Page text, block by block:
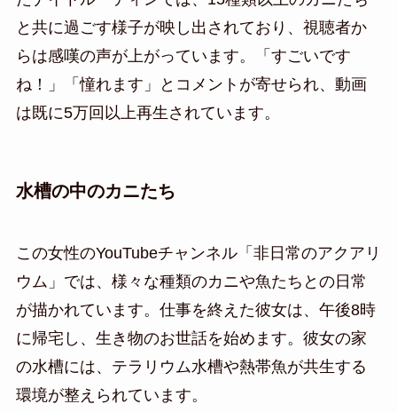
と共に過ごす様子が映し出されており、視聴者か
らは感嘆の声が上がっています。「すごいです
ね！」「憧れます」とコメントが寄せられ、動画
は既に5万回以上再生されています。
水槽の中のカニたち
この女性のYouTubeチャンネル「非日常のアクアリ
ウム」では、様々な種類のカニや魚たちとの日常
が描かれています。仕事を終えた彼女は、午後8時
に帰宅し、生き物のお世話を始めます。彼女の家
の水槽には、テラリウム水槽や熱帯魚が共生する
環境が整えられています。